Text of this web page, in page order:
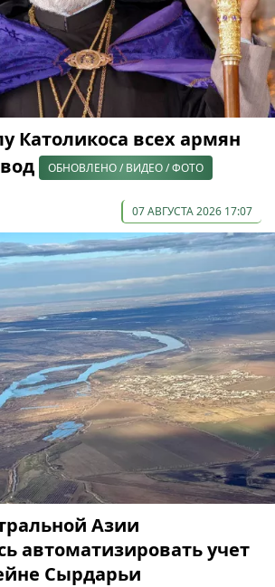
Католикоса всех армян
ОБНОВЛЕНО / ВИДЕО / ФОТО
07 АВГУСТА 2026 17:07
Азии
автоматизировать учет
Сырдарьи